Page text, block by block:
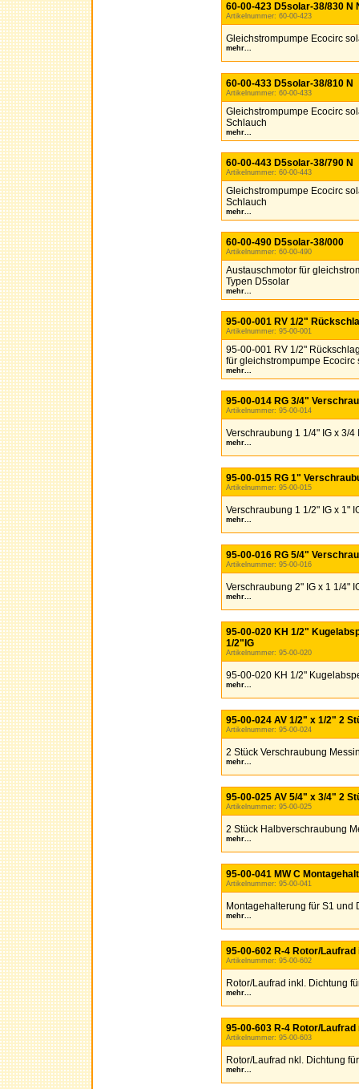
60-00-423 D5solar-38/830 N
Artikelnummer: 60-00-423
Gleichstrompumpe Ecocirc
mehr...
60-00-433 D5solar-38/810 N
Artikelnummer: 60-00-433
Gleichstrompumpe Ecocirc
Schlauch
mehr...
60-00-443 D5solar-38/790 N
Artikelnummer: 60-00-443
Gleichstrompumpe Ecocirc
Schlauch
mehr...
60-00-490 D5solar-38/000
Artikelnummer: 60-00-490
Austauschmotor für
Typen D5solar
mehr...
95-00-001 RV 1/2"
Artikelnummer: 95-00-001
95-00-001 RV 1/2"
für gleichstrompumpe Ecocirc
mehr...
95-00-014 RG 3/4"
Artikelnummer: 95-00-014
Verschraubung 1 1/4" IG x 3/4
mehr...
95-00-015 RG 1"
Artikelnummer: 95-00-015
Verschraubung 1 1/2" IG x 1"
mehr...
95-00-016 RG 5/4"
Artikelnummer: 95-00-016
Verschraubung 2" IG x 1 1/4"
mehr...
95-00-020 KH 1/2"
1/2"IG
Artikelnummer: 95-00-020
95-00-020 KH 1/2"
mehr...
95-00-024 AV 1/2" x 1/2" 2
Artikelnummer: 95-00-024
2 Stück Verschraubung
mehr...
95-00-025 AV 5/4" x 3/4" 2
Artikelnummer: 95-00-025
2 Stück Halbverschraubung
mehr...
95-00-041 MW C
Artikelnummer: 95-00-041
Montagehalterung für S1 und
mehr...
95-00-602 R-4 Rotor/
Artikelnummer: 95-00-602
Rotor/Laufrad inkl. Dichtung
mehr...
95-00-603 R-4 Rotor/
Artikelnummer: 95-00-603
Rotor/Laufrad nkl. Dichtung
mehr...